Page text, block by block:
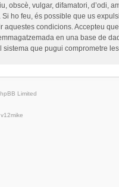
obscè, vulgar, difamatori, d’odi,
ho feu, és possible que us
condicions. Accepteu
en una base de
que pugui comprometre
Limited